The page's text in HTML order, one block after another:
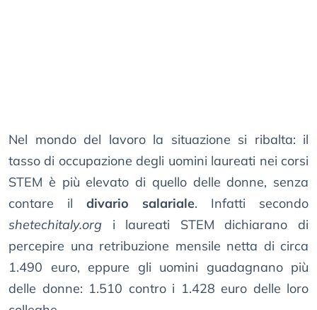
Nel mondo del lavoro la situazione si ribalta: il
tasso di occupazione degli uomini laureati nei corsi
STEM è più elevato di quello delle donne, senza
contare il divario salariale. Infatti secondo
shetechitaly.org i laureati STEM dichiarano di
percepire una retribuzione mensile netta di circa
1.490 euro, eppure gli uomini guadagnano più
delle donne: 1.510 contro i 1.428 euro delle loro